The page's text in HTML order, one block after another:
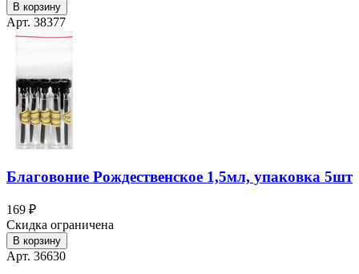
В корзину
Арт. 38377
Благовоние Рождественское 1,5мл, упаковка 5шт
169 ₽
Скидка ограничена
В корзину
Арт. 36630